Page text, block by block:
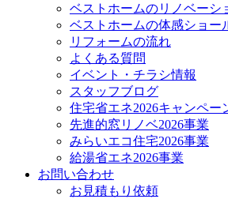
ベストホームのリノベーシ
ベストホームの体感ショー
リフォームの流れ
よくある質問
イベント・チラシ情報
スタッフブログ
住宅省エネ2026キャンペー
先進的窓リノベ2026事業
みらいエコ住宅2026事業
給湯省エネ2026事業
お問い合わせ
お見積もり依頼